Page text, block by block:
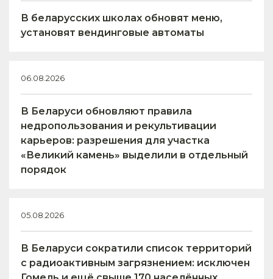
В беларусских школах обновят меню,
установят вендинговые автоматы
06.08.2026
В Беларуси обновляют правила
недропользования и рекультивации
карьеров: разрешения для участка
«Великий камень» выделили в отдельный
порядок
05.08.2026
В Беларуси сократили список территорий
с радиоактивным загрязнением: исключен